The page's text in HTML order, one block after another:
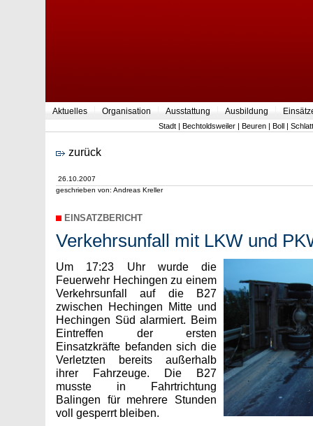
Aktuelles Organisation Ausstattung Ausbildung
Stadt | Bechtoldsweiler | Beuren | Boll | Schlatt
zurück
26.10.2007
geschrieben von: Andreas Kreller
EINSATZBERICHT
Verkehrsunfall mit LKW und
Um 17:23 Uhr wurde die
Feuerwehr Hechingen zu einem
Verkehrsunfall auf die B27
zwischen Hechingen Mitte und
Hechingen Süd alarmiert. Beim
Eintreffen der ersten
Einsatzkräfte befanden sich die
Verletzten bereits außerhalb
ihrer Fahrzeuge. Die B27
musste in Fahrtrichtung
Balingen für mehrere Stunden
voll gesperrt bleiben.